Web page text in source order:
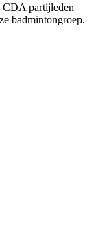
CDA partijleden
badmintongroep.